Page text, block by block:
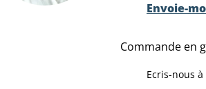
Envoie-
Commande en
Ecris-nous à